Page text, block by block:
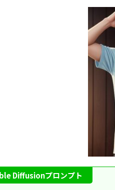
Diffusionプロンプト